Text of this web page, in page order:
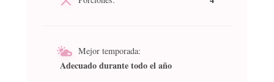
Mejor temporada:
Adecuado durante todo el año